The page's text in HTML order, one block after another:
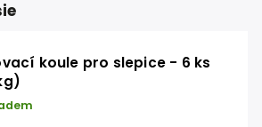
koule pro slepice - 6 ks